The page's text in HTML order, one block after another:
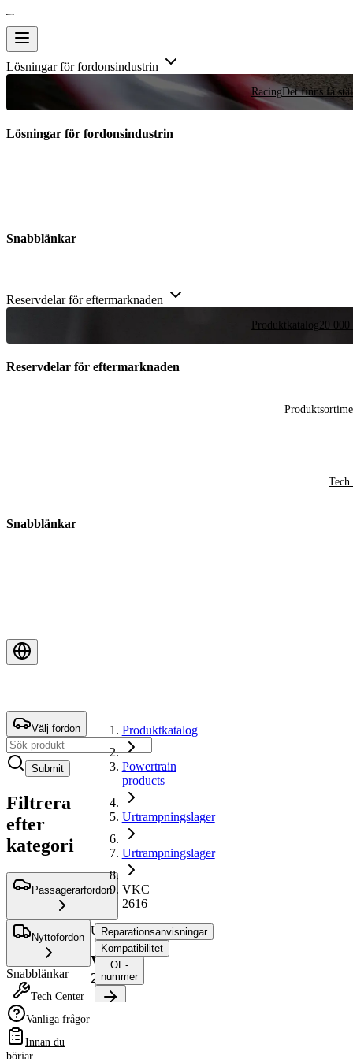
Lösningar för fordonsindustrin
RacingDet finns få
Lösningar för fordonsindustrin
Snabblänkar
Reservdelar för eftermarknaden
Produktkatalog20
Reservdelar för eftermarknaden
Tech
Snabblänkar
Välj fordon
Submit
Filtrera
efter
kategori
Passagerarfordon
Nyttofordon
Snabblänkar
Tech Center
Vanliga frågor
Innan du
börjar
Produktkatalog
Powertrain
products
Urtrampningslager
Urtrampningslager
VKC
2616
Urtrampningslager
VKC
2616
Reparationsanvisningar
Kompatibilitet
OE-
nummer